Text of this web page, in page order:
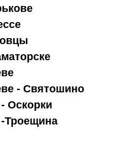
- Святошино
Оскорки
Троещина